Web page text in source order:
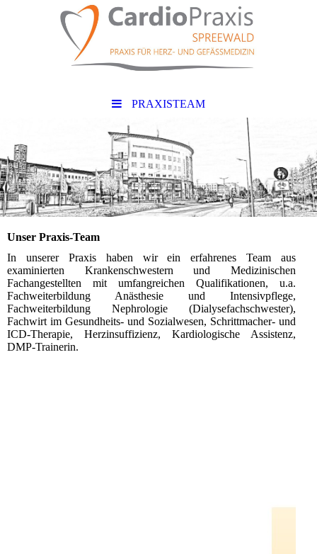
PRAXISTEAM
Unser Praxis-Team
In unserer Praxis haben wir ein erfahrenes Team aus
examinierten Krankenschwestern und Medizinischen
Fachangestellten mit umfangreichen Qualifikationen, u.a.
Fachweiterbildung Anästhesie und Intensivpflege,
Fachweiterbildung Nephrologie (Dialysefachschwester),
Fachwirt im Gesundheits- und Sozialwesen, Schrittmacher- und
ICD-Therapie, Herzinsuffizienz, Kardiologische Assistenz,
DMP-Trainerin.